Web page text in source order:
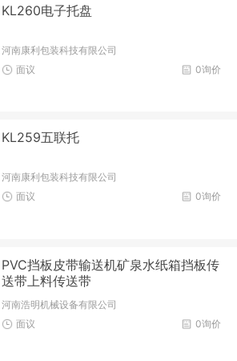
KL260电子托盘
河南康利包装科技有限公司
0询价
面议
KL259五联托
河南康利包装科技有限公司
0询价
面议
PVC挡板皮带输送机矿泉水纸箱挡板传
送带上料传送带
河南浩明机械设备有限公司
0询价
面议